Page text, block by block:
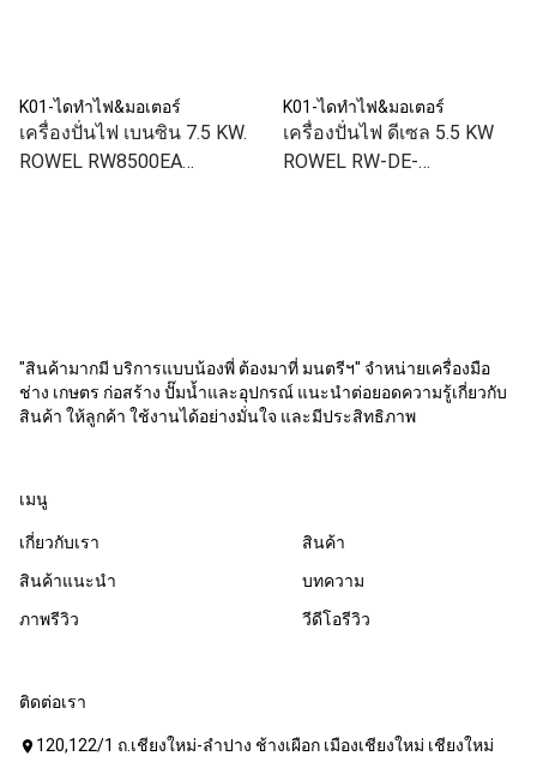
K01-ไดทำไฟ&มอเตอร์
เครื่องปั่นไฟ เบนซิน 7.5 KW.
ROWEL RW8500EA
K01-ไดทำไฟ&มอเตอร์
เครื่องปั่นไฟ ดีเซล 5.5 KW
ROWEL RW-DE-
"สินค้ามากมี บริการแบบน้องพี่ ต้องมาที่ มนตรีฯ" จำหน่ายเครื่องมือ
ช่าง เกษตร ก่อสร้าง ปั๊มน้ำและอุปกรณ์ แนะนำต่อยอดความรู้เกี่ยวกับ
สินค้า ให้ลูกค้า ใช้งานได้อย่างมั่นใจ และมีประสิทธิภาพ
เมนู
เกี่ยวกับเรา
สินค้า
สินค้าแนะนำ
บทความ
ภาพรีวิว
วีดีโอรีวิว
ติดต่อเรา
location_on 120,122/1 ถ.เชียงใหม่-ลำปาง ช้างเผือก เมืองเชียงใหม่ เชียงใหม่